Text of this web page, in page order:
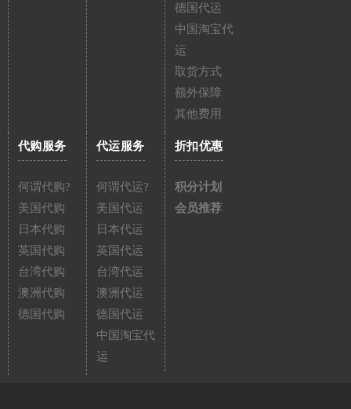
德国代运
中国淘宝代
运
取货方式
额外保障
其他费用
代购服务
何谓代购?
美国代购
日本代购
英国代购
台湾代购
澳洲代购
德国代购
代运服务
何谓代运?
美国代运
日本代运
英国代运
台湾代运
澳洲代运
德国代运
中国淘宝代
运
折扣优惠
积分计划
会员推荐